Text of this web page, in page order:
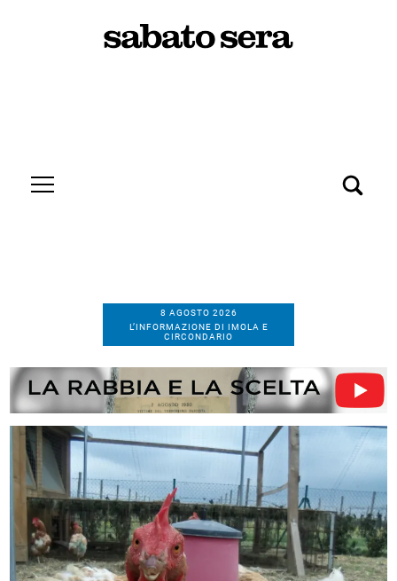
8 AGOSTO 2026
L’INFORMAZIONE DI IMOLA E
CIRCONDARIO